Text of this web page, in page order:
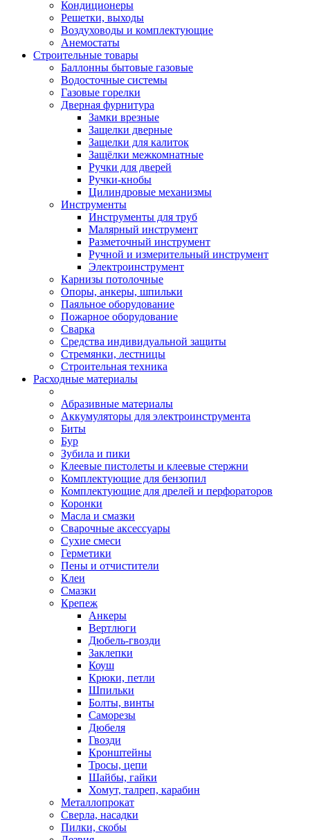
Кондиционеры
Решетки, выходы
Воздуховоды и комплектующие
Анемостаты
Строительные товары
Баллонны бытовые газовые
Водосточные системы
Газовые горелки
Дверная фурнитура
Замки врезные
Защелки дверные
Защелки для калиток
Защёлки межкомнатные
Ручки для дверей
Ручки-кнобы
Цилиндровые механизмы
Инструменты
Инструменты для труб
Малярный инструмент
Разметочный инструмент
Ручной и измерительный инструмент
Электроинструмент
Карнизы потолочные
Опоры, анкеры, шпильки
Паяльное оборудование
Пожарное оборудование
Сварка
Средства индивидуальной защиты
Стремянки, лестницы
Строительная техника
Расходные материалы
Абразивные материалы
Аккумуляторы для электроинструмента
Биты
Бур
Зубила и пики
Клеевые пистолеты и клеевые стержни
Комплектующие для бензопил
Комплектующие для дрелей и перфораторов
Коронки
Масла и смазки
Сварочные аксессуары
Сухие смеси
Герметики
Пены и отчистители
Клеи
Смазки
Крепеж
Анкеры
Вертлюги
Дюбель-гвозди
Заклепки
Коуш
Крюки, петли
Шпильки
Болты, винты
Саморезы
Дюбеля
Гвозди
Кронштейны
Тросы, цепи
Шайбы, гайки
Хомут, талреп, карабин
Металлопрокат
Сверла, насадки
Пилки, скобы